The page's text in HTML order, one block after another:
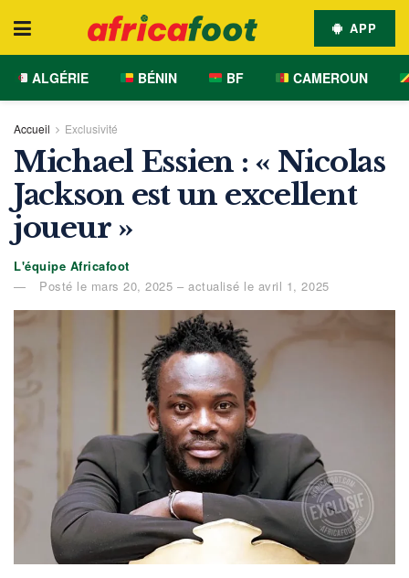
APP
ALGÉRIE BÉNIN BF CAMEROUN
Accueil Exclusivité
Michael Essien : « Nicolas
Jackson est un excellent
joueur »
L'équipe Africafoot
Posté le mars 20, 2025 – actualisé le avril 1, 2025